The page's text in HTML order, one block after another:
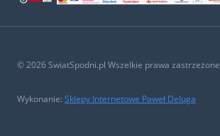
© 2026 SwiatSpodni.pl Wszelkie prawa zastrzeżone
Wykonanie: Sklepy Internetowe Paweł Deluga